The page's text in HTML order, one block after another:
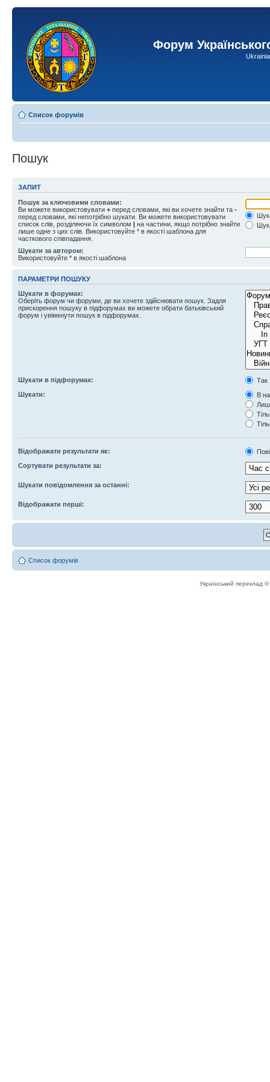
Форум
Список форумів
Пошук
ЗАПИТ
Пошук за ключовими словами:
Ви можете використовувати + перед словами, які ви хочете знайти та -
перед словами, які непотрібно шукати. Ви можете використовувати
список слів, розділяючи їх символом | на частини, якщо потрібно знайти
лише одне з цих слів. Використовуйте * в якості шаблона для
часткового співпадання.
Шукати за автором:
Використовуйте * в якості шаблона
ПАРАМЕТРИ ПОШУКУ
Шукати в форумах:
Оберіть форум чи форуми, де ви хочете здійснювати пошук. Задля
прискорення пошуку в підфорумах ви можете обрати батьківський
форум і увімкнути пошук в підфорумах.
Шукати в підфорумах:
Так
Шукати:
В
Відображати результати як:
Сортувати результати за:
Шукати повідомлення за останні:
Відображати перші:
Список форумів
Український переклад